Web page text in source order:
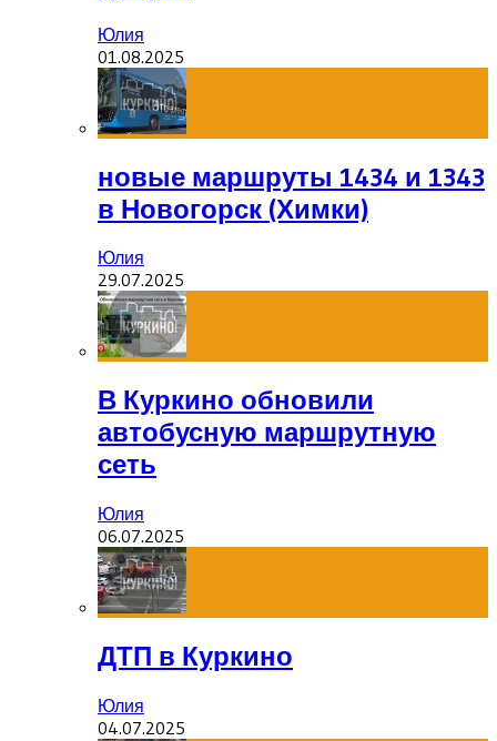
Юлия
01.08.2025
новые маршруты 1434 и 1343
в Новогорск (Химки)
Юлия
29.07.2025
В Куркино обновили
автобусную маршрутную
сеть
Юлия
06.07.2025
ДТП в Куркино
Юлия
04.07.2025